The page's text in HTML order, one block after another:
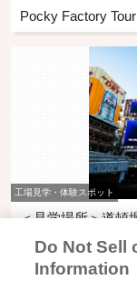
Pocky Factory Tour
工場見学・体験スポット
＜見学場所＞道頓
Do Not Sell
Information